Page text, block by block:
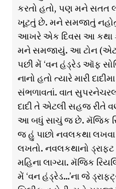
કરતો હતો, પણ મને સતત
ખૂટતું છે. મને સમજાતું
આખરે એક દિવસ આ કથા
મને સમજાયું. આ ટોન
પછી મેં ‘વન હંડ્રેડ ઑફ
નાનો હતો ત્યારે મારી
સંભળાવતાં. વાત
દાદી તે એટલી સહજ રીતે
આ બધું સાચું જ છે. મૅજિક
જ હું પાછો નવલકથા
લખતો. નવલકથાનો
મહિના લાગ્યા. મૅજિક
મેં ‘વન હંડ્રેડ…’ના જે